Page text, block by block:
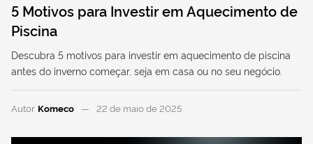
5 Motivos para Investir em Aquecimento de
Piscina
Descubra 5 motivos para investir em aquecimento de piscina
antes do inverno começar, seja em casa ou no seu negócio.
Autor Komeco 22 de maio de 2025